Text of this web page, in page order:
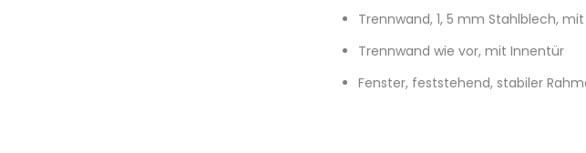
Trennwand, 1, 5 mm Stahlblech,
Trennwand wie vor, mit Innentür
Fenster, feststehend, stabiler